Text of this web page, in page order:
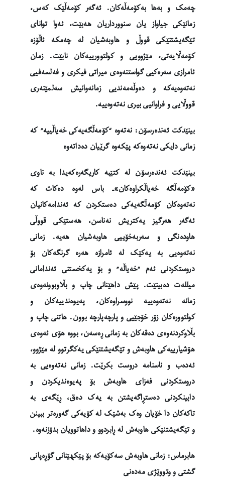
چەمک و بەها بەکۆمەڵەکان. ئەگەر کۆمەڵێک کەس،
زمانێکی جیاواز یان سنوورداریان هەبێت، ئەوا توانای
تێگەیشتنێکی قووڵ و هاوبەشیان لە چەمکە ئاڵۆزە
کۆمەڵایەتی، مێژوویی و کولتوورییەکان نابێت. زمان
ئامرازی سەرەکیی گواستنەوەی میراتی فیکری و فەلسەفیی
نەتەوەیەکە و دەوڵەمەندیی زمانەوانیش سەلمێنەری
قووڵایی و فراوانیی بیری نەتەوەییە.
بینێدکت ئەندەرسۆن: نەتەوە “کۆمەڵگەیەکی خەیاڵییە” کە
زمانی دایکی نەتەوەکە پێکەوە گرێیان دەداتەوە
بینێدکت ئەندەرسۆن لە کتێبە کاریگەرەکەیدا بە ناوی
«کۆمەڵگە خەیاڵکراوەکان»ـ باس لەوە دەکات کە
نەتەوەکان کۆمەڵگەیەکی دەستکردن کە ئەندامەکانیان
ئەگەر هەرگیز یەکتریش نەناسن، هەستێکی قووڵی
هاودەنگی و سەربەخۆییی هاوبەشیان هەیە. زمانی
نەتەوەیی بە یەکێک لە ئامرازە هەرە گرنگەکان بۆ
دروستکردنی ئەم “خەیاڵە” و بۆ یەکخستنی ئەندامانی
میللەت دەبینێت. پێش داهێنانی چاپ و بڵاوبوونەوەی
زمانە نەتەوەییە نووسراوەکان، پەیوەندییەکان و
کولتوورەکان زۆر خۆجێیی و پارچەپارچە بوون. هاتنی چاپ و
بڵاوکردنەوەی دەقەکان بە زمانی ڕەسەن، بووە هۆی ئەوەی
هۆشیارییەکی هاوبەش و تێگەیشتنێکی یەکگرتوو لە مێژوو،
ئەدەب و ناسنامە دروست بکرێت. زمانی نەتەوەیی بە
دروستکردنی فەزای هاوبەش بۆ پەیوەندیکردن و
دابینکردنی دەستڕاگەیشتن بە یەک دەق، ڕێگەی بە
تاکەکان دا خۆیان وەک بەشێک لە کۆیەکی گەورەتر ببینن
و تێگەیشتنێکی هاوبەش لە ڕابردوو و داهاتوویان بدۆزنەوە.
هابرماس: زمانی هاوبەش سەکۆیەکە بۆ پێکهێنانی گۆڕەپانی
گشتی و وتووێژی مەدەنی